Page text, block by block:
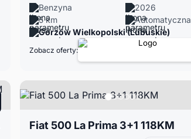
Benzyna
2026
5 km
Automatyczna
Gorzów Wielkopolski (Lubuskie)
Zobacz oferty:
Fiat 500 La Prima 3+1 118KM